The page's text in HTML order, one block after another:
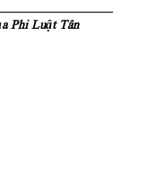
Phi Luật Tân